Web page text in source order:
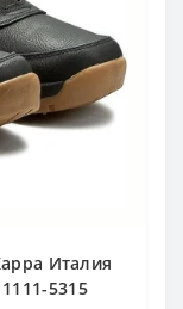
Италия
5315